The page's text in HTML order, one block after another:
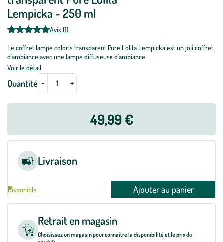
Lempicka - 250 ml
Avis (1)
Le coffret lampe coloris transparent Pure Lolita Lempicka est un joli coffret
d'ambiance avec une lampe diffuseuse d'ambiance.
Voir le détail
Quantité - +
49,99 €
Livraison
Disponible Ajouter au panier
Retrait en magasin
Choisissez un magasin pour connaître la disponibilité et le prix du